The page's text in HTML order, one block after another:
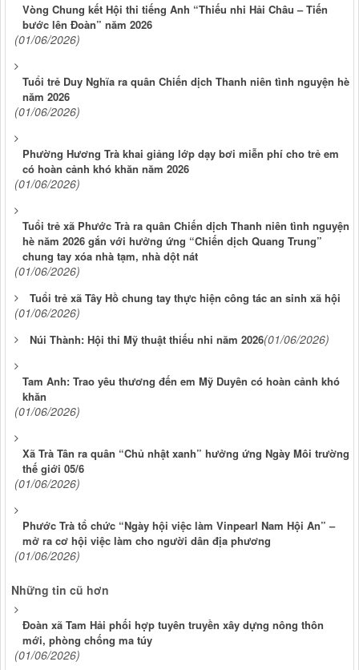
Vòng Chung kết Hội thi tiếng Anh “Thiếu nhi Hải Châu – Tiến
bước lên Đoàn” năm 2026
(01/06/2026)
Tuổi trẻ Duy Nghĩa ra quân Chiến dịch Thanh niên tình nguyện hè
năm 2026
(01/06/2026)
Phường Hương Trà khai giảng lớp dạy bơi miễn phí cho trẻ em
có hoàn cảnh khó khăn năm 2026
(01/06/2026)
Tuổi trẻ xã Phước Trà ra quân Chiến dịch Thanh niên tình nguyện
hè năm 2026 gắn với hưởng ứng “Chiến dịch Quang Trung”
chung tay xóa nhà tạm, nhà dột nát
(01/06/2026)
Tuổi trẻ xã Tây Hồ chung tay thực hiện công tác an sinh xã hội
(01/06/2026)
Núi Thành: Hội thi Mỹ thuật thiếu nhi năm 2026(01/06/2026)
Tam Anh: Trao yêu thương đến em Mỹ Duyên có hoàn cảnh khó
khăn
(01/06/2026)
Xã Trà Tân ra quân “Chủ nhật xanh” hưởng ứng Ngày Môi trường
thế giới 05/6
(01/06/2026)
Phước Trà tổ chức “Ngày hội việc làm Vinpearl Nam Hội An” –
mở ra cơ hội việc làm cho người dân địa phương
(01/06/2026)
Những tin cũ hơn
Đoàn xã Tam Hải phối hợp tuyên truyền xây dựng nông thôn
mới, phòng chống ma túy
(01/06/2026)